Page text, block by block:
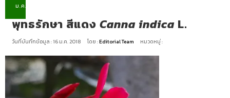
ม.ค.
พุทธรักษา สีแดง Canna indicaL.
วันที่บันทึกข้อมูล : 16 ม.ค. 2018 โดย :Editorial Team หมวดหมู่ :